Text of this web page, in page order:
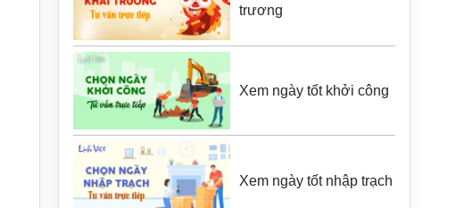
trương
Xem ngày tốt khởi công
Xem ngày tốt nhập trạch